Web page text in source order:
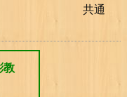
共通
教